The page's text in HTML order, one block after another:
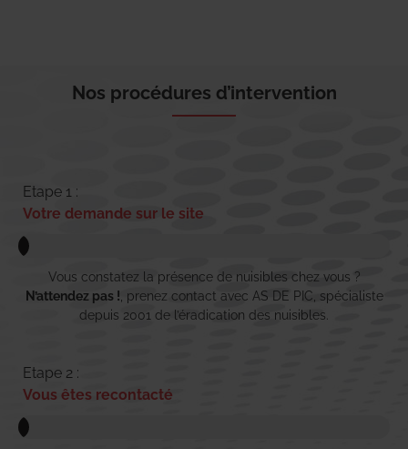
Nos procédures d’intervention
Etape 1 :
Votre demande sur le site
Vous constatez la présence de nuisibles chez vous ?
N’attendez pas ! , prenez contact avec AS DE PIC, spécialiste
depuis 2001 de l’éradication des nuisibles.
Etape 2 :
Vous êtes recontacté